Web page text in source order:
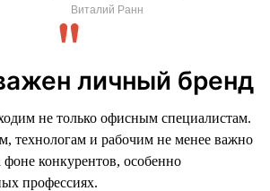
Виталий Ранн
личный бренд
не только офисным специалистам.
технологам и рабочим не менее важно
фоне конкурентов, особенно
профессиях.